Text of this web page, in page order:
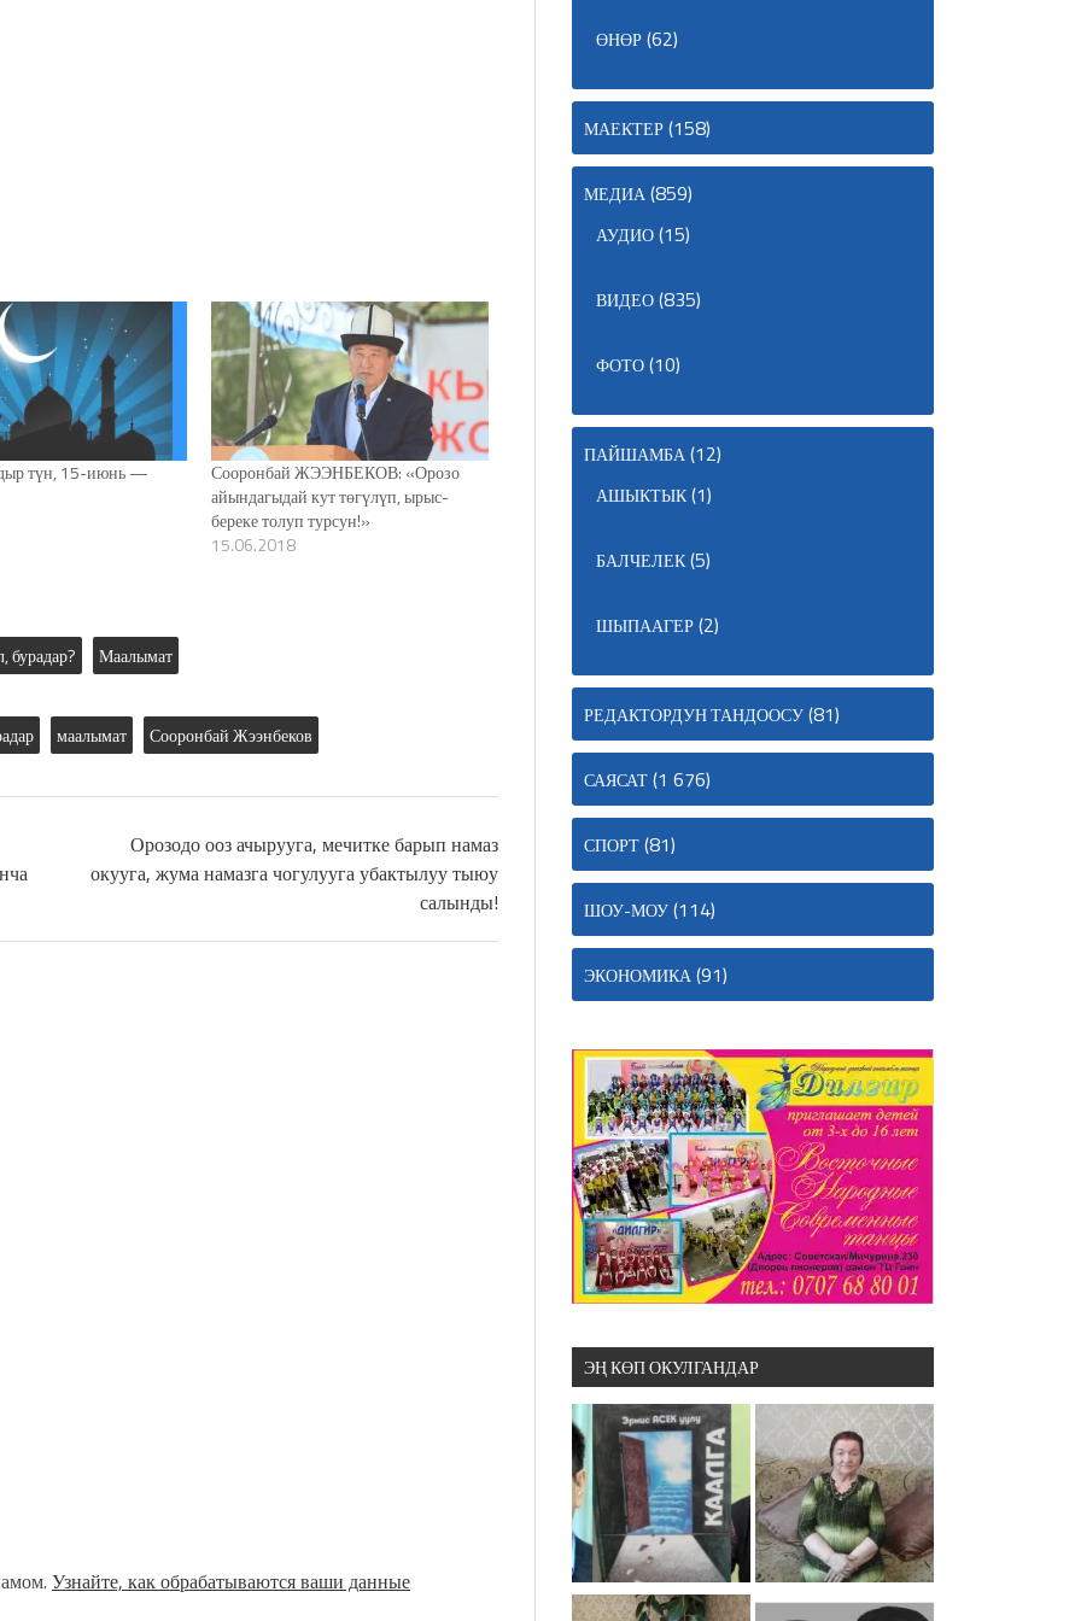
түн, 15-июнь —
Сооронбай ЖЭЭНБЕКОВ: «Орозо
айындагыдай кут төгүлүп, ырыс-
береке толуп турсун!»
15.06.2018
бурадар? Маалымат
маалымат Сооронбай Жээнбеков
Орозодо ооз ачырууга, мечитке барып намаз
окууга, жума намазга чогулууга убактылуу тыюу
салынды!
Узнайте, как обрабатываются ваши данные
ӨНӨР(62)
МАЕКТЕР(158)
МЕДИА(859)
АУДИО(15)
ВИДЕО(835)
ФОТО(10)
ПАЙШАМБА(12)
АШЫКТЫК(1)
БАЛЧЕЛЕК(5)
ШЫПААГЕР(2)
РЕДАКТОРДУН ТАНДООСУ(81)
САЯСАТ(1 676)
СПОРТ(81)
ШОУ-МОУ(114)
ЭКОНОМИКА(91)
ЭҢ КӨП ОКУЛГАНДАР